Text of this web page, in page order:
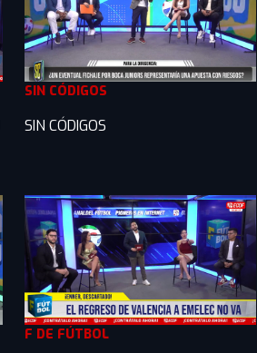
SIN CÓDIGOS
SIN CÓDIGOS
F DE FÚTBOL